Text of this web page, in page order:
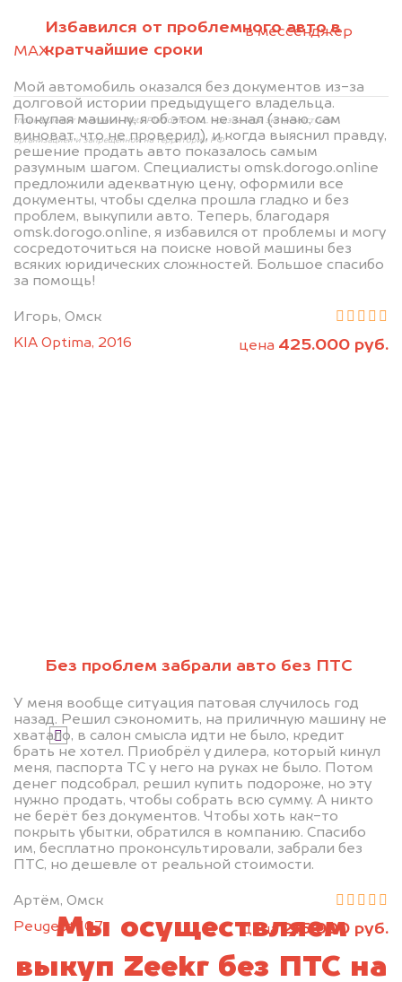
Избавился от проблемного авто в
кратчайшие сроки
Мой автомобиль оказался без документов из-за
долговой истории предыдущего владельца.
Покупая машину, я об этом не знал (знаю, сам
виноват, что не проверил), и когда выяснил правду,
решение продать авто показалось самым
разумным шагом. Специалисты omsk.dorogo.online
предложили адекватную цену, оформили все
документы, чтобы сделка прошла гладко и без
проблем, выкупили авто. Теперь, благодаря
omsk.dorogo.online, я избавился от проблемы и могу
сосредоточиться на поиске новой машины без
всяких юридических сложностей. Большое спасибо
за помощь!
Игорь, Омск
KIA Optima, 2016
цена 425.000 руб.
Без проблем забрали авто без ПТС
У меня вообще ситуация патовая случилось год
назад. Решил сэкономить, на приличную машину не
хватало, в салон смысла идти не было, кредит
брать не хотел. Приобрёл у дилера, который кинул
меня, паспорта ТС у него на руках не было. Потом
денег подсобрал, решил купить подороже, но эту
нужно продать, чтобы собрать всю сумму. А никто
не берёт без документов. Чтобы хоть как-то
покрыть убытки, обратился в компанию. Спасибо
им, бесплатно проконсультировали, забрали без
ПТС, но дешевле от реальной стоимости.
Артём, Омск
Peugeot 107
цена 215 000 руб.
+79584983298 по WhatsApp*,в мессенджер
MAXили на электронную почту
*принадлежит компании Meta Platforms, Inc., признанной экстремистской
организацией и запрещённой на территории РФ
Мы консультируем
абсолютно
Я даю согласие на обработку своих
персональных данных и соглашаюсь с
политикой конфиденциальности
Мы осуществляем
выкуп Zeekr без ПТС на